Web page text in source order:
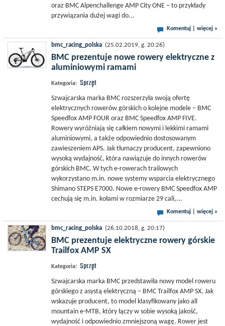
oraz BMC Alpenchallenge AMP City ONE – to przykłady
przywiązania dużej wagi do...
Komentuj więcej »
bmc_racing_polska (25.02.2019, g. 20:26)
BMC prezentuje nowe rowery elektryczne z
aluminiowymi ramami
Kategoria: Sprzęt
Szwajcarska marka BMC rozszerzyła swoją ofertę
elektrycznych rowerów górskich o kolejne modele – BMC
Speedfox AMP FOUR oraz BMC Speedfox AMP FIVE.
Rowery wyróżniają się całkiem nowymi i lekkimi ramami
aluminiowymi, a także odpowiednio dostosowanym
zawieszeniem APS. Jak tłumaczy producent, zapewniono
wysoką wydajność, która nawiązuje do innych rowerów
górskich BMC. W tych e-rowerach trailowych
wykorzystano m.in. nowe systemy wsparcia elektrycznego
Shimano STEPS E7000. Nowe e-rowery BMC Speedfox AMP
cechują się m.in. kołami w rozmiarze 29 cali,...
Komentuj więcej »
bmc_racing_polska (26.10.2018, g. 20:17)
BMC prezentuje elektryczne rowery górskie
Trailfox AMP SX
Kategoria: Sprzęt
Szwajcarska marka BMC przedstawiła nowy model roweru
górskiego z asystą elektryczną – BMC Trailfox AMP SX. Jak
wskazuje producent, to model klasyfikowany jako all
mountain e-MTB, który łączy w sobie wysoką jakość,
wydajność i odpowiednio zmniejszoną wagę. Rower jest